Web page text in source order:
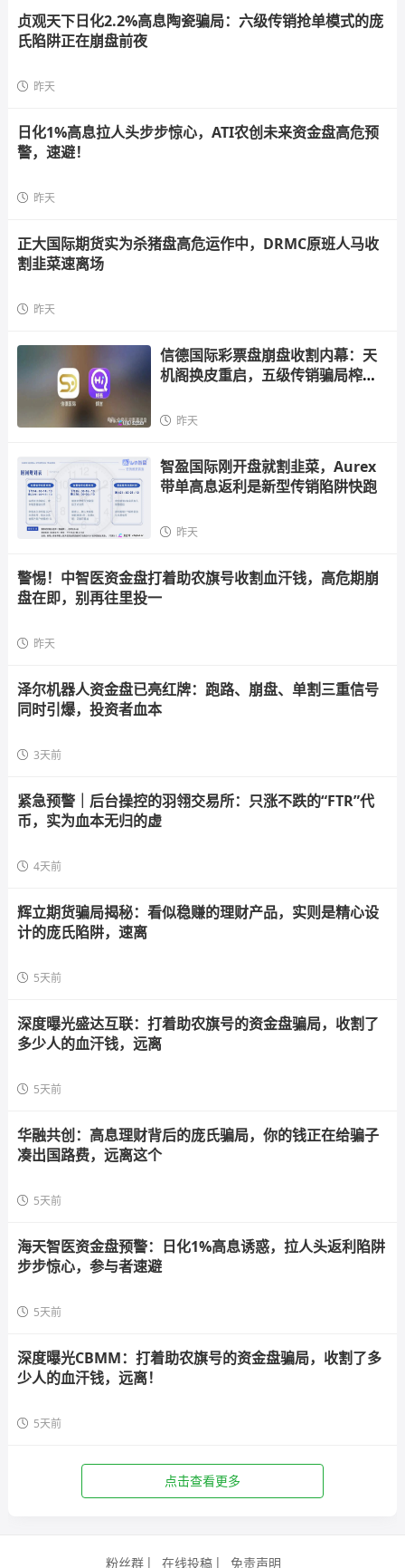
贞观天下日化2.2%高息陶瓷骗局：六级传销抢单模式的庞
氏陷阱正在崩盘前夜
昨天
日化1%高息拉人头步步惊心，ATI农创未来资金盘高危预
警，速避！
昨天
正大国际期货实为杀猪盘高危运作中，DRMC原班人马收
割韭菜速离场
昨天
信德国际彩票盘崩盘收割内幕：天
机阁换皮重启，五级传销骗局榨干
昨天
智盈国际刚开盘就割韭菜，Aurex
带单高息返利是新型传销陷阱快跑
昨天
警惕！中智医资金盘打着助农旗号收割血汗钱，高危期崩
盘在即，别再往里投一
昨天
泽尔机器人资金盘已亮红牌：跑路、崩盘、单割三重信号
同时引爆，投资者血本
3天前
紧急预警｜后台操控的羽翎交易所：只涨不跌的“FTR”代
币，实为血本无归的虚
4天前
辉立期货骗局揭秘：看似稳赚的理财产品，实则是精心设
计的庞氏陷阱，速离
5天前
深度曝光盛达互联：打着助农旗号的资金盘骗局，收割了
多少人的血汗钱，远离
5天前
华融共创：高息理财背后的庞氏骗局，你的钱正在给骗子
凑出国路费，远离这个
5天前
海天智医资金盘预警：日化1%高息诱惑，拉人头返利陷阱
步步惊心，参与者速避
5天前
深度曝光CBMM：打着助农旗号的资金盘骗局，收割了多
少人的血汗钱，远离！
5天前
点击查看更多
粉丝群 在线投稿 免责声明